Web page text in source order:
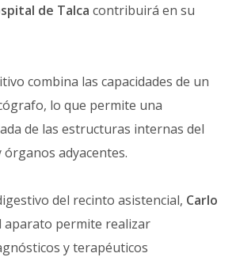
de Talca contribuirá en su
combina las capacidades de un
lo que permite una
de las estructuras internas del
adyacentes.
del recinto asistencial, Carlo
aparato permite realizar
y terapéuticos